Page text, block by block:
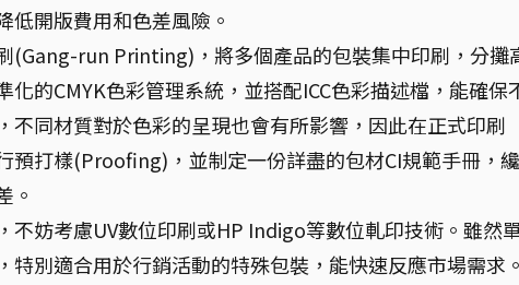
低開版費用和色差風險。
(Gang-run Printing)，將多個產品的包裝集中印刷，分攤
的CMYK色彩管理系統，並搭配ICC色彩描述檔，能確保
不同材質對於色彩的呈現也會有所影響，因此在正式印刷
預打樣(Proofing)，並制定一份詳盡的包材CI規範手冊，纔
。
不妨考慮UV數位印刷或HP Indigo等數位軋印技術。雖然
別適合用於行銷活動的特殊包裝，能快速反應市場需求。